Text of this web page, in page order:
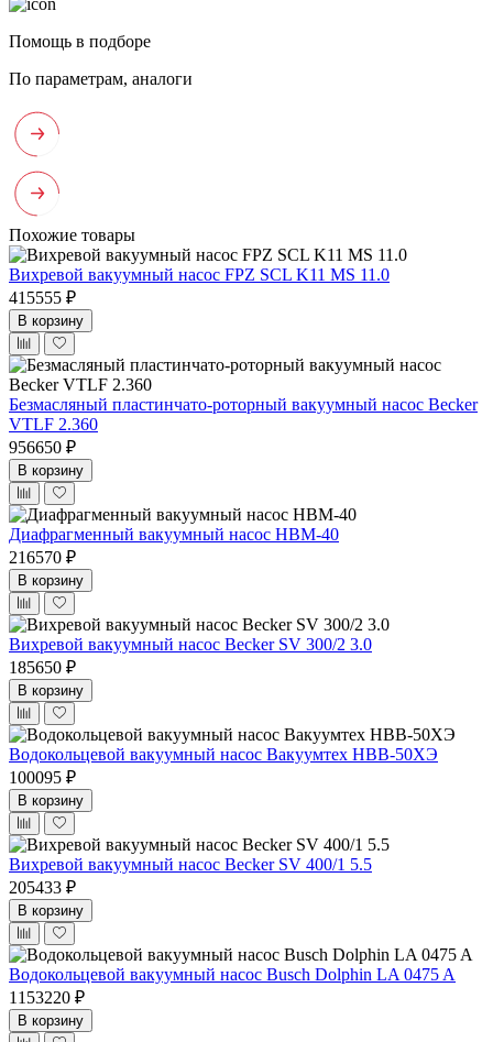
Помощь в подборе
По параметрам, аналоги
Похожие товары
Вихревой вакуумный насос FPZ SCL K11 MS 11.0
415555 ₽
В корзину
Безмасляный пластинчато-роторный вакуумный насос Becker
VTLF 2.360
956650 ₽
В корзину
Диафрагменный вакуумный насос НВМ-40
216570 ₽
В корзину
Вихревой вакуумный насос Becker SV 300/2 3.0
185650 ₽
В корзину
Водокольцевой вакуумный насос Вакуумтех НВВ-50ХЭ
100095 ₽
В корзину
Вихревой вакуумный насос Becker SV 400/1 5.5
205433 ₽
В корзину
Водокольцевой вакуумный насос Busch Dolphin LA 0475 A
1153220 ₽
В корзину